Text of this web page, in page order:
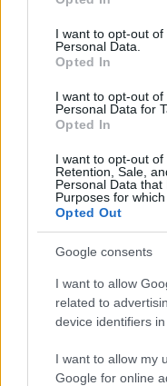
use your data for
consent section.
I want to opt-out
Personal Data.
Opted In
I want to opt-out
Personal Data for
Opted In
I want to opt-out of
Retention, Sale,
Personal Data
Purposes for
Opted Out
Google consents
I want to allow
related to
device identifiers in
I want to allow my
Google for online
majd idén bajnoki címet
TOVÁBB OLVASOM
olaj